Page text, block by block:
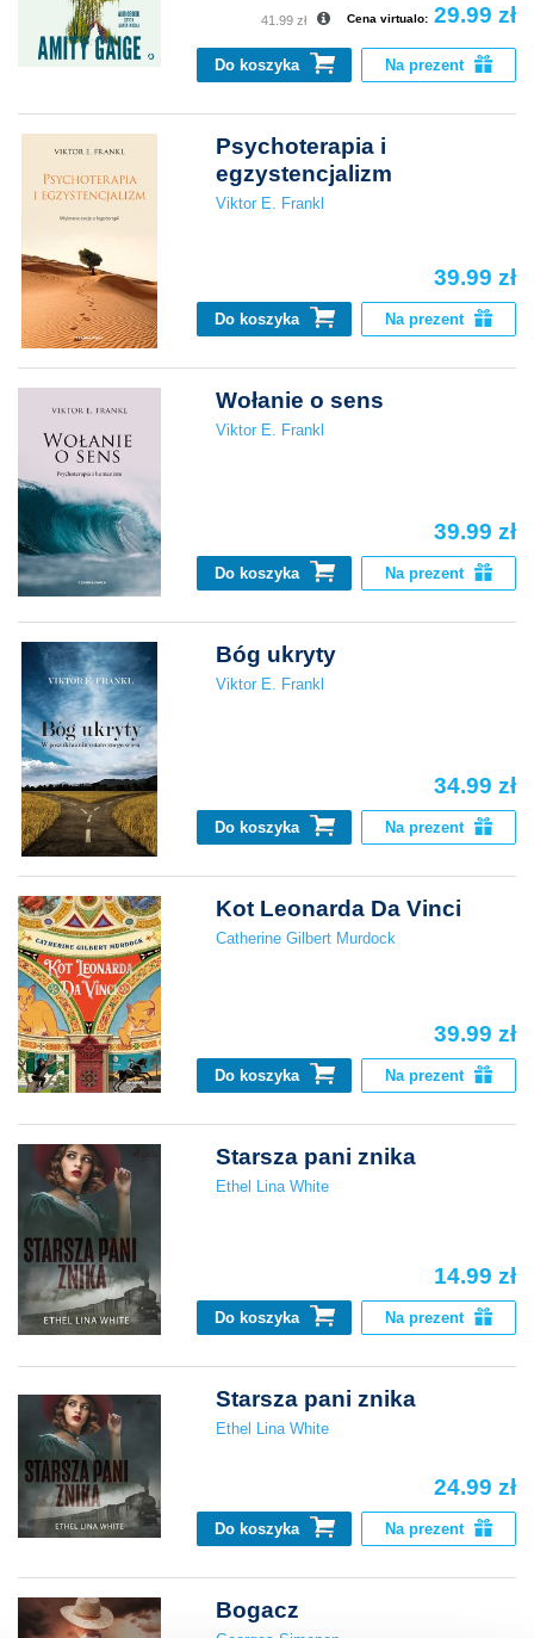
Cena virtualo: 29.99 zł
41.99 zł
Do koszyka Na prezent
Psychoterapia i
egzystencjalizm
Viktor E. Frankl
39.99 zł
Do koszyka Na prezent
Wołanie o sens
Viktor E. Frankl
39.99 zł
Do koszyka Na prezent
Bóg ukryty
Viktor E. Frankl
34.99 zł
Do koszyka Na prezent
Kot Leonarda Da Vinci
Catherine Gilbert Murdock
39.99 zł
Do koszyka Na prezent
Starsza pani znika
Ethel Lina White
14.99 zł
Do koszyka Na prezent
Starsza pani znika
Ethel Lina White
24.99 zł
Do koszyka Na prezent
Bogacz